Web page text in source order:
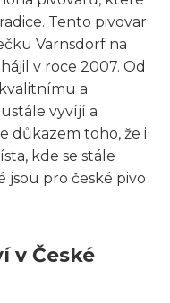
Tento pivovar
Varnsdorf na
v roce 2007. Od
a
vyvíjí a
důkazem toho, že i
kde se stále
jsou pro české pivo
v České